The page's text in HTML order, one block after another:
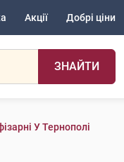
Акції Добрі ціни
ЗНАЙТИ
У Тернополі